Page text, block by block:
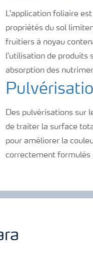
L'application foliaire
propriétés du sol
fruitiers à noyau
l'utilisation de produits
absorption des
Des pulvérisations sur
de traiter la surface
pour améliorer la
correctement formulés